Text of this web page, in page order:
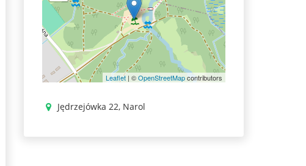
Leaflet | ©OpenStreetMapcontributors
Jędrzejówka 22, Narol